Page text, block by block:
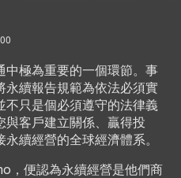
中極為重要的一個環節。事
永續報告規範為依法必須實
只是個必須遵守的法律義
與客戶建立關係、贏得投
續經營的全球經濟體系。
，便認為永續經營是他們商